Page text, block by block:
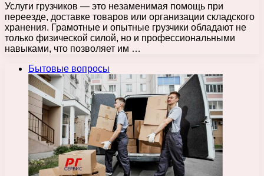
Услуги грузчиков — это незаменимая помощь при
переезде, доставке товаров или организации складского
хранения. Грамотные и опытные грузчики обладают не
только физической силой, но и профессиональными
навыками, что позволяет им …
Бытовые вопросы